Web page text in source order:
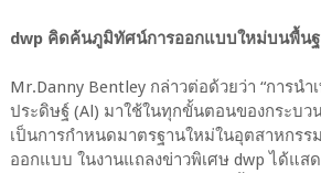
dwp คิดค้นภูมิทัศน์การออกแบบใหม่บนพื้น
Mr.Danny Bentley กล่าวต่อด้วยว่า “การน
ประดิษฐ์ (Al) มาใช้ในทุกขั้นตอนของกระบว
เป็นการกำหนดมาตรฐานใหม่ในอุตสาหกรร
ออกแบบ ในงานแถลงข่าวพิเศษ dwp ได้แส